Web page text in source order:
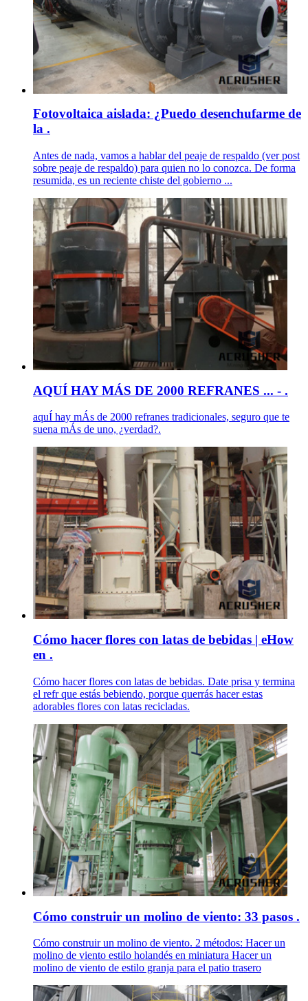
Fotovoltaica aislada: ¿Puedo desenchufarme de
la .
Antes de nada, vamos a hablar del peaje de respaldo (ver post
sobre peaje de respaldo) para quien no lo conozca. De forma
resumida, es un reciente chiste del gobierno ...
AQUÍ HAY MÁS DE 2000 REFRANES ... - .
aquÍ hay mÁs de 2000 refranes tradicionales, seguro que te
suena mÁs de uno, ¿verdad?.
Cómo hacer flores con latas de bebidas | eHow
en .
Cómo hacer flores con latas de bebidas. Date prisa y termina
el refr que estás bebiendo, porque querrás hacer estas
adorables flores con latas recicladas.
Cómo construir un molino de viento: 33 pasos .
Cómo construir un molino de viento. 2 métodos: Hacer un
molino de viento estilo holandés en miniatura Hacer un
molino de viento de estilo granja para el patio trasero